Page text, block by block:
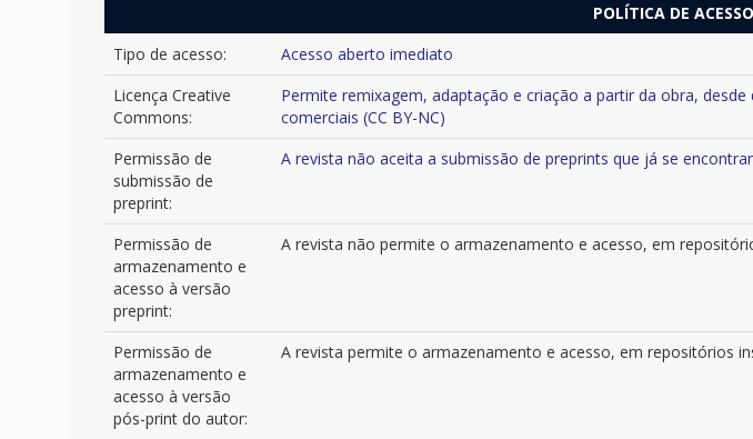
POLÍTICA DE
Tipo de acesso:
Acesso aberto imediato
Licença Creative
Commons:
Permite remixagem, adaptação e criação a partir da obra,
comerciais (CC BY-NC)
Permissão de
submissão de
preprint:
A revista não aceita a submissão de preprints que já se
Permissão de
armazenamento e
acesso à versão
preprint:
A revista não permite o armazenamento e acesso, em
Permissão de
armazenamento e
acesso à versão
pós-print do autor:
A revista permite o armazenamento e acesso, em repositórios